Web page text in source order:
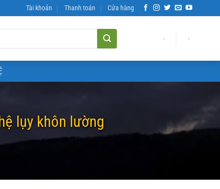
Tài khoản Thanh toán Cửa hàng
- -
lụy khôn lường